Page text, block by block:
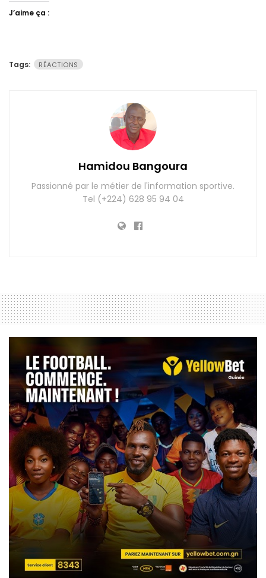
J’aime ça :
Tags: RÉACTIONS
Hamidou Bangoura
Passionné par le métier de l'information sportive.
Tel (+224) 628 95 94 04